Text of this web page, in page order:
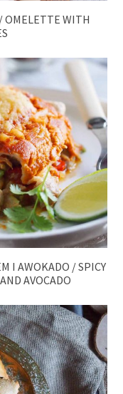
OMELETTE WITH
I AWOKADO / SPICY
AVOCADO